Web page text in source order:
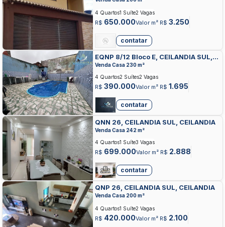
R$ 650.000Valor m² R$ 3.250
4 Quartos1 Suíte2 Vagas
contatar
EQNP 8/12 Bloco E, CEILANDIA SUL,
CEILANDIA
Venda Casa 230 m²
R$ 390.000Valor m² R$ 1.695
4 Quartos2 Suítes2 Vagas
contatar
QNN 26, CEILANDIA SUL, CEILANDIA
Venda Casa 242 m²
R$ 699.000Valor m² R$ 2.888
4 Quartos1 Suíte3 Vagas
contatar
QNP 26, CEILANDIA SUL, CEILANDIA
Venda Casa 200 m²
R$ 420.000Valor m² R$ 2.100
4 Quartos1 Suíte2 Vagas